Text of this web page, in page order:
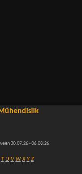
30.07.26 - 06.08.26
T U V W X Y Z